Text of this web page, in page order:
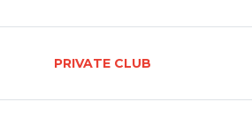
PRIVATE CLUB